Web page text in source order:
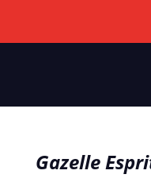
Gazelle